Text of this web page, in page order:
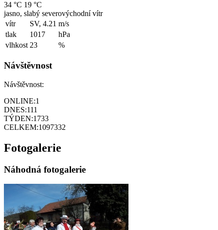
34 °C 19 °C
jasno, slabý severovýchodní vítr
vítr
SV, 4.21 m/s
tlak
1017
hPa
vlhkost 23 %
Návštěvnost
Návštěvnost:
ONLINE:1
DNES:111
TÝDEN:1733
CELKEM:1097332
Fotogalerie
Náhodná fotogalerie